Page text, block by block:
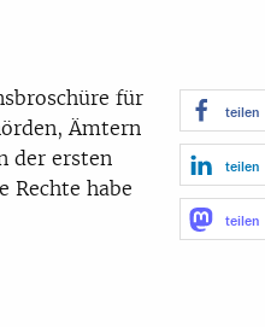
für
Ämtern
der ersten
Rechte habe
teilen
teilen
teilen